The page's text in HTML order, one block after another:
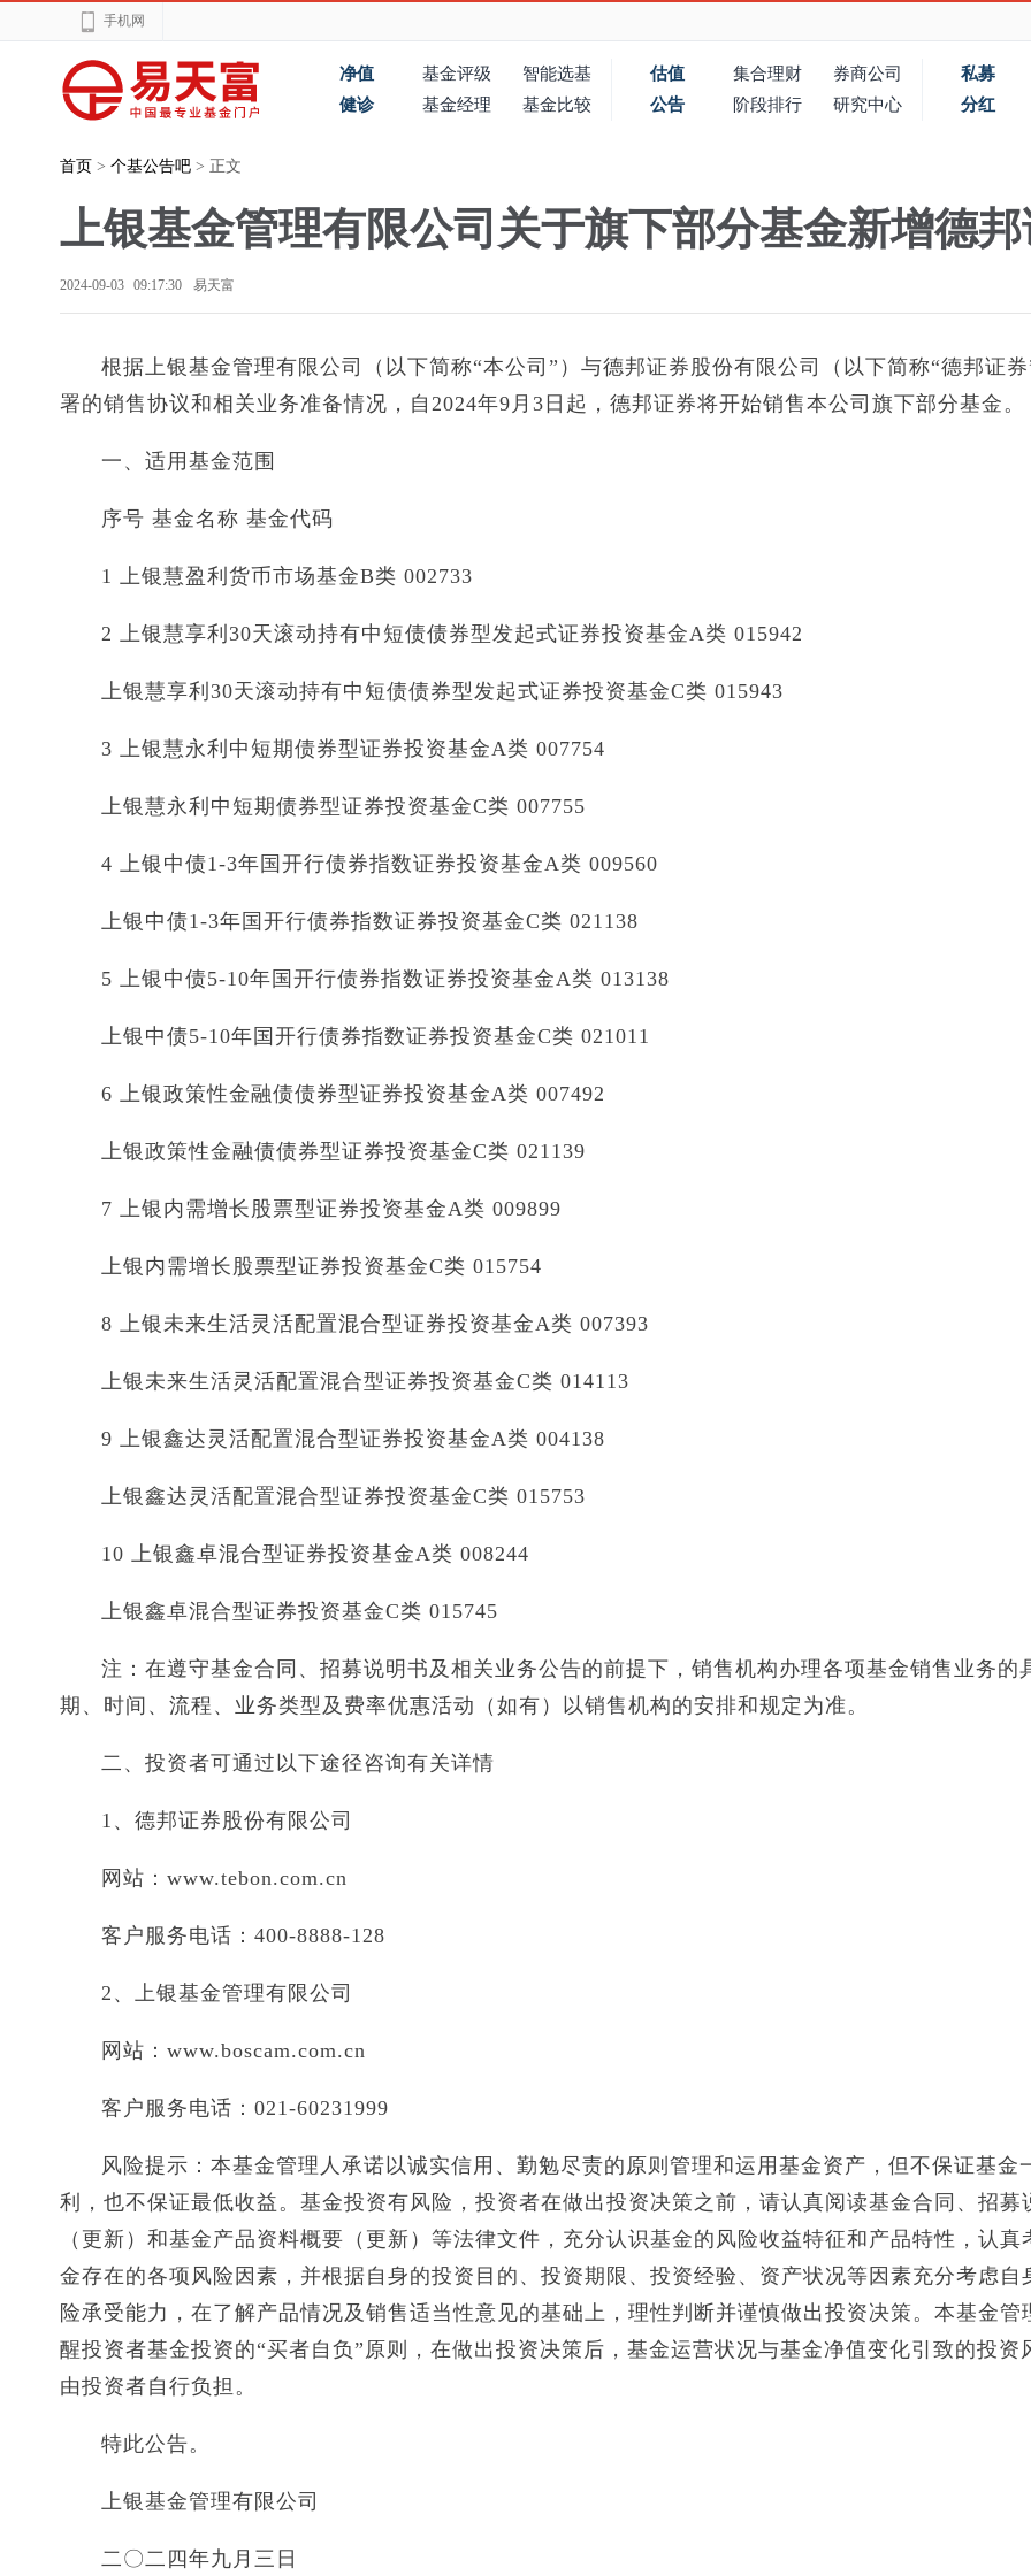
手机网
净值 基金评级
智能选基
健诊
基金经理 基金比较
估值 集合理财
券商公司
公告
阶段排行 研究中心
私募
分红
首页 > 个基公告吧 > 正文
上银基金管理有限公司关于旗下部分基金新增德
2024-09-03 09:17:30 易天富
根据上银基金管理有限公司（以下简称“本公司”）与德邦证券股份有限公司（以下简称“德邦证
署的销售协议和相关业务准备情况，自2024年9月3日起，德邦证券将开始销售本公司旗下部分基金。
一、适用基金范围
序号 基金名称 基金代码
1 上银慧盈利货币市场基金B类 002733
2 上银慧享利30天滚动持有中短债债券型发起式证券投资基金A类 015942
上银慧享利30天滚动持有中短债债券型发起式证券投资基金C类 015943
3 上银慧永利中短期债券型证券投资基金A类 007754
上银慧永利中短期债券型证券投资基金C类 007755
4 上银中债1-3年国开行债券指数证券投资基金A类 009560
上银中债1-3年国开行债券指数证券投资基金C类 021138
5 上银中债5-10年国开行债券指数证券投资基金A类 013138
上银中债5-10年国开行债券指数证券投资基金C类 021011
6 上银政策性金融债债券型证券投资基金A类 007492
上银政策性金融债债券型证券投资基金C类 021139
7 上银内需增长股票型证券投资基金A类 009899
上银内需增长股票型证券投资基金C类 015754
8 上银未来生活灵活配置混合型证券投资基金A类 007393
上银未来生活灵活配置混合型证券投资基金C类 014113
9 上银鑫达灵活配置混合型证券投资基金A类 004138
上银鑫达灵活配置混合型证券投资基金C类 015753
10 上银鑫卓混合型证券投资基金A类 008244
上银鑫卓混合型证券投资基金C类 015745
注：在遵守基金合同、招募说明书及相关业务公告的前提下，销售机构办理各项基金销售业务的
期、时间、流程、业务类型及费率优惠活动（如有）以销售机构的安排和规定为准。
二、投资者可通过以下途径咨询有关详情
1、德邦证券股份有限公司
网站：www.tebon.com.cn
客户服务电话：400-8888-128
2、上银基金管理有限公司
网站：www.boscam.com.cn
客户服务电话：021-60231999
风险提示：本基金管理人承诺以诚实信用、勤勉尽责的原则管理和运用基金资产，但不保证基金
利，也不保证最低收益。基金投资有风险，投资者在做出投资决策之前，请认真阅读基金合同、招募
（更新）和基金产品资料概要（更新）等法律文件，充分认识基金的风险收益特征和产品特性，认真
金存在的各项风险因素，并根据自身的投资目的、投资期限、投资经验、资产状况等因素充分考虑自
险承受能力，在了解产品情况及销售适当性意见的基础上，理性判断并谨慎做出投资决策。本基金管
醒投资者基金投资的“买者自负”原则，在做出投资决策后，基金运营状况与基金净值变化引致的投资
由投资者自行负担。
特此公告。
上银基金管理有限公司
二〇二四年九月三日